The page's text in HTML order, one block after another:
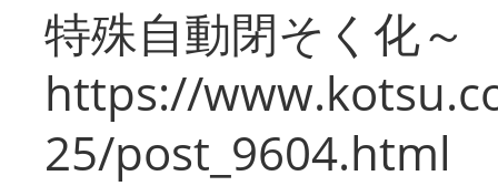
特殊自動閉そく化～
https://
25/post_9604.html